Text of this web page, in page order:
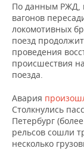
ВОДНЫЕ
ХОККЕЙ С
ОБРАЗОВАНИЕ
По данным РЖД,
вагонов
локомотивных
поезд
проведения
происшествия
поезда.
Авария
Столкнулись
Петербург
рельсов сошли
несколько